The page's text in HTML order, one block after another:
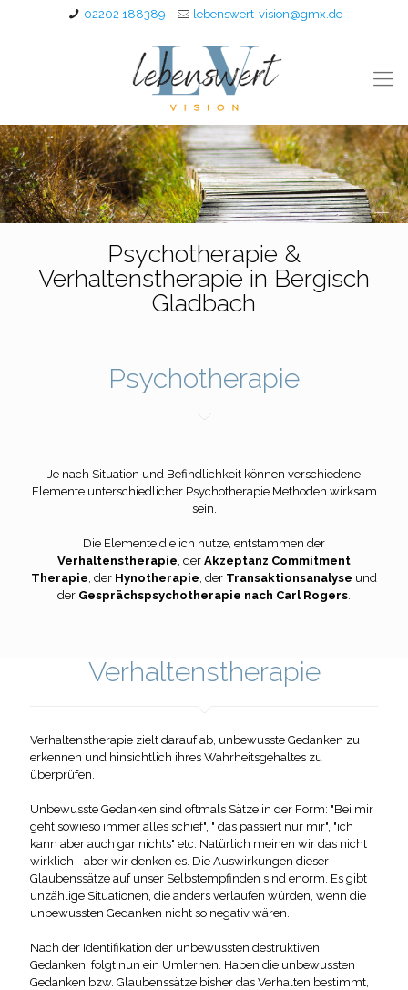
02202 188389 lebenswert-vision@gmx.de
Psychotherapie &
Verhaltenstherapie in Bergisch
Gladbach
Psychotherapie
Je nach Situation und Befindlichkeit können verschiedene
Elemente unterschiedlicher Psychotherapie Methoden wirksam
sein.
Die Elemente die ich nutze, entstammen der
Verhaltenstherapie, der Akzeptanz Commitment
Therapie, der Hynotherapie, der Transaktionsanalyse und
der Gesprächspsychotherapie nach Carl Rogers.
Verhaltenstherapie
Verhaltenstherapie zielt darauf ab, unbewusste Gedanken zu
erkennen und hinsichtlich ihres Wahrheitsgehaltes zu
überprüfen.
Unbewusste Gedanken sind oftmals Sätze in der Form: "Bei mir
geht sowieso immer alles schief", " das passiert nur mir", "ich
kann aber auch gar nichts" etc. Natürlich meinen wir das nicht
wirklich - aber wir denken es. Die Auswirkungen dieser
Glaubenssätze auf unser Selbstempfinden sind enorm. Es gibt
unzählige Situationen, die anders verlaufen würden, wenn die
unbewussten Gedanken nicht so negativ wären.
Nach der Identifikation der unbewussten destruktiven
Gedanken, folgt nun ein Umlernen. Haben die unbewussten
Gedanken bzw. Glaubenssätze bisher das Verhalten bestimmt,